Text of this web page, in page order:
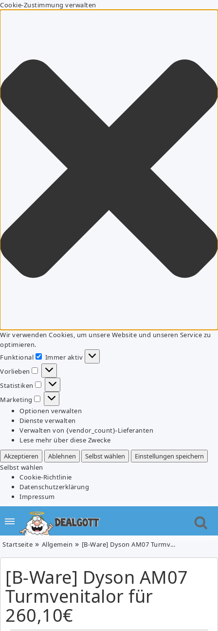
Cookie-Zustimmung verwalten
Wir verwenden Cookies, um unsere Website und unseren Service zu
optimieren.
Funktional
Funktional
Immer aktiv
Vorlieben
Vorlieben
Statistiken
Statistiken
Marketing
Marketing
Optionen verwalten
Dienste verwalten
Verwalten von {vendor_count}-Lieferanten
Lese mehr über diese Zwecke
Akzeptieren
Ablehnen Selbst wählen
Einstellungen speichern
Selbst wählen
Cookie-Richtlinie
Datenschutzerklärung
Impressum
Startseite Allgemein [B-Ware] Dyson AM07 Turmvenitalor für 260,10€
[B-Ware] Dyson AM07
Turmvenitalor für
260,10€